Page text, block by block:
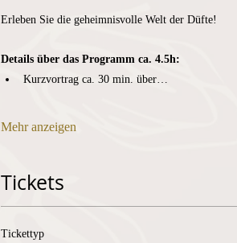
Erleben Sie die geheimnisvolle Welt der Düfte!
Details über das Programm ca. 4.5h:
Kurzvortrag ca. 30 min. über…
Mehr anzeigen
Tickets
Tickettyp